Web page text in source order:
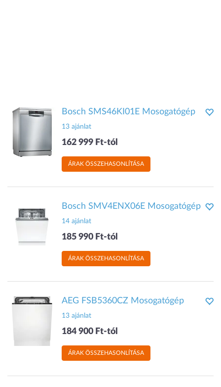
Bosch SMS46KI01E Mosogatógép
13 ajánlat
162 999 Ft-tól
ÁRAK ÖSSZEHASONLÍTÁSA
Bosch SMV4ENX06E Mosogatógép
14 ajánlat
185 990 Ft-tól
ÁRAK ÖSSZEHASONLÍTÁSA
AEG FSB5360CZ Mosogatógép
13 ajánlat
184 900 Ft-tól
ÁRAK ÖSSZEHASONLÍTÁSA